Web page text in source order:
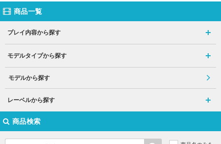
商品一覧
プレイ内容から探す
モデルタイプから探す
モデルから探す
レーベルから探す
商品検索